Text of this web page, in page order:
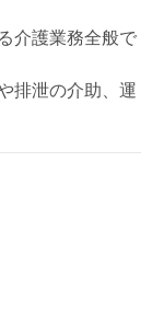
介護業務全般で
排泄の介助、運